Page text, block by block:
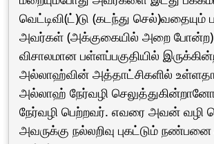
வெட்டிவி(ட்)டு (கடந்து செல்)வதையும்
அவர்கள் (அக்குகையில் அறை போன்ற)
விசாலமான பள்ளப்பகுதியில்
அல்லாஹ்வின் அத்தாட்சிகளில்
அல்லாஹ் நேர்வழி
நேர்வழி பெற்றவர். எவரை அவன் வழி
அவருக்கு நல்லறிவு புகட்டும்